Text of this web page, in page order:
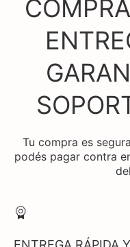
Tu compra es
podés pagar contra